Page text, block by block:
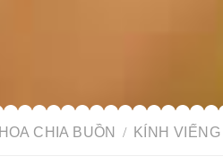
HOA CHIA BUỒN KÍNH VIẾNG